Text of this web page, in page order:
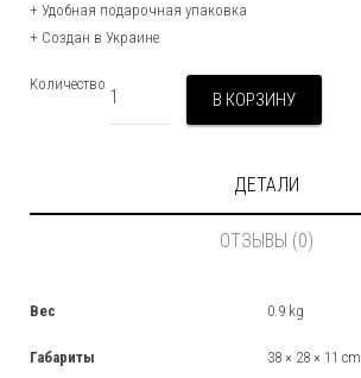
Стеллажи и Полки
Стойки для одежды
+ Удобная подарочная упаковка
+ Создан в Украине
Количество
В КОРЗИНУ
ДЕТАЛИ
ОТЗЫВЫ (0)
Вес 0.9 kg
Габариты 38 × 28 × 11 cm